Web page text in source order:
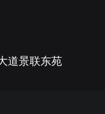
道景联东苑